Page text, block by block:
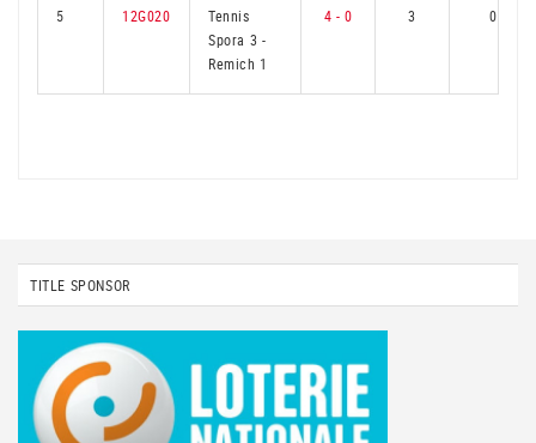
5 12G020
Tennis
Spora 3 -
Remich 1
4 - 0 3 0
TITLE SPONSOR